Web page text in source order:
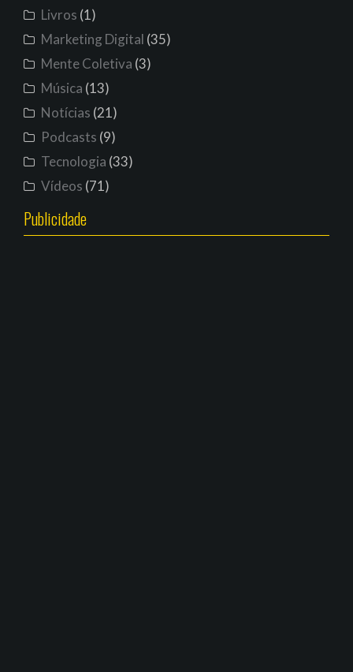
Livros (1)
Marketing Digital (35)
Mente Coletiva (3)
Música (13)
Notícias (21)
Podcasts (9)
Tecnologia (33)
Vídeos (71)
Publicidade